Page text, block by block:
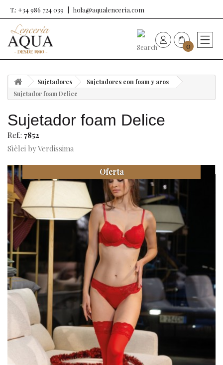
T.: +34 986 724 039 hola@aqualenceria.com
0
Nueva colección
Sujetadores
Bragas
Baño de mujer
Ropa y complementos
Lencería
Prendas moldeadoras
Hombre
Ortopedia
Outlet
Sujetadores
Sujetadores con foam y aros
Sujetador foam Delice
Sujetador foam Delice
Ref.: 7852
Sìèlei by Verdissima
Oferta